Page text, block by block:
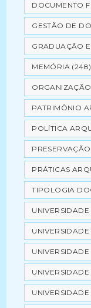
DOCUMENTO
GESTÃO DE
GRADUAÇÃO
MEMÓRIA (248)
PATRIMÔNIO
POLÍTICA
PRESERVAÇÃO
PRÁTICAS
TIPOLOGIA